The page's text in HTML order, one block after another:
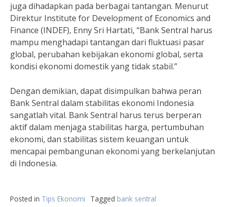
juga dihadapkan pada berbagai tantangan. Menurut
Direktur Institute for Development of Economics and
Finance (INDEF), Enny Sri Hartati, “Bank Sentral harus
mampu menghadapi tantangan dari fluktuasi pasar
global, perubahan kebijakan ekonomi global, serta
kondisi ekonomi domestik yang tidak stabil.”
Dengan demikian, dapat disimpulkan bahwa peran
Bank Sentral dalam stabilitas ekonomi Indonesia
sangatlah vital. Bank Sentral harus terus berperan
aktif dalam menjaga stabilitas harga, pertumbuhan
ekonomi, dan stabilitas sistem keuangan untuk
mencapai pembangunan ekonomi yang berkelanjutan
di Indonesia.
Posted in Tips Ekonomi Tagged bank sentral